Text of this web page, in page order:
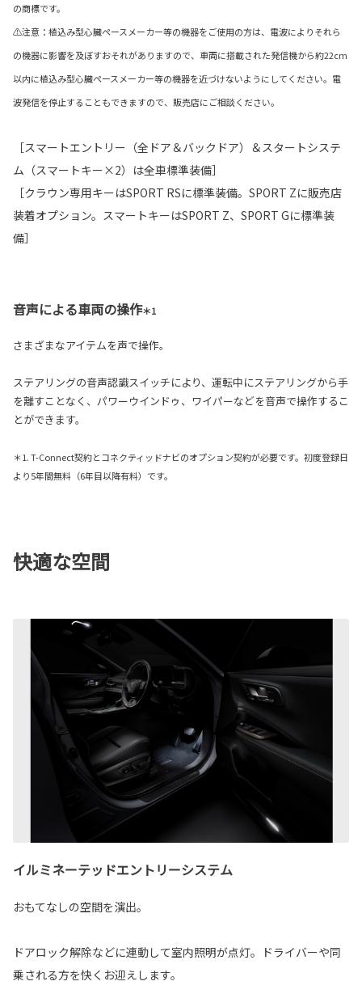
の商標です。
⚠注意：植込み型心臓ペースメーカー等の機器をご使用の方は、電波によりそれら
の機器に影響を及ぼすおそれがありますので、車両に搭載された発信機から約22cm
以内に植込み型心臓ペースメーカー等の機器を近づけないようにしてください。電
波発信を停止することもできますので、販売店にご相談ください。
［スマートエントリー（全ドア＆バックドア）＆スタートシステ
ム（スマートキー×2）は全車標準装備］
［クラウン専用キーはSPORT RSに標準装備。SPORT Zに販売店
装着オプション。スマートキーはSPORT Z、SPORT Gに標準装
備］
音声による車両の操作＊1
さまざまなアイテムを声で操作。
ステアリングの音声認識スイッチにより、運転中にステアリングから手
を離すことなく、パワーウインドゥ、ワイパーなどを音声で操作するこ
とができます。
＊1. T-Connect契約とコネクティッドナビのオプション契約が必要です。初度登録日
より5年間無料（6年目以降有料）です。
快適な空間
イルミネーテッドエントリーシステム
おもてなしの空間を演出。
ドアロック解除などに連動して室内照明が点灯。ドライバーや同
乗される方を快くお迎えします。